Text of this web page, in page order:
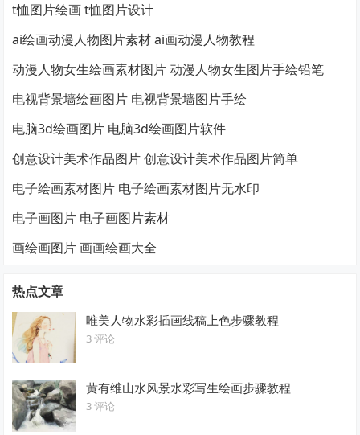
t恤图片绘画 t恤图片设计
ai绘画动漫人物图片素材 ai画动漫人物教程
动漫人物女生绘画素材图片 动漫人物女生图片手绘铅笔
电视背景墙绘画图片 电视背景墙图片手绘
电脑3d绘画图片 电脑3d绘画图片软件
创意设计美术作品图片 创意设计美术作品图片简单
电子绘画素材图片 电子绘画素材图片无水印
电子画图片 电子画图片素材
画绘画图片 画画绘画大全
热点文章
唯美人物水彩插画线稿上色步骤教程
3 评论
黄有维山水风景水彩写生绘画步骤教程
3 评论